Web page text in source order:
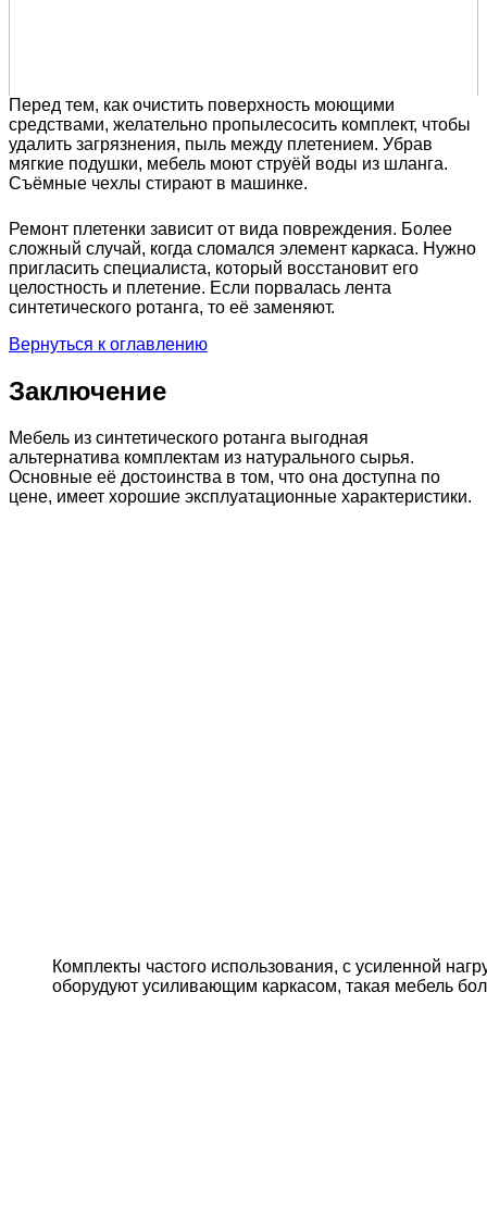
Перед тем, как очистить поверхность моющими
средствами, желательно пропылесосить комплект, чтобы
удалить загрязнения, пыль между плетением. Убрав
мягкие подушки, мебель моют струёй воды из шланга.
Съёмные чехлы стирают в машинке.
Ремонт плетенки зависит от вида повреждения. Более
сложный случай, когда сломался элемент каркаса. Нужно
пригласить специалиста, который восстановит его
целостность и плетение. Если порвалась лента
синтетического ротанга, то её заменяют.
Вернуться к оглавлению
Заключение
Мебель из синтетического ротанга выгодная
альтернатива комплектам из натурального сырья.
Основные её достоинства в том, что она доступна по
цене, имеет хорошие эксплуатационные характеристики.
Комплекты частого использования, с усиленной
оборудуют усиливающим каркасом, такая мебель